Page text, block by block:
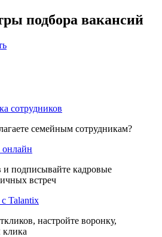
подбора вакансий
сотрудников
семейным сотрудникам?
онлайн
и подписывайте кадровые
встреч
с Talantix
настройте воронку,
клика